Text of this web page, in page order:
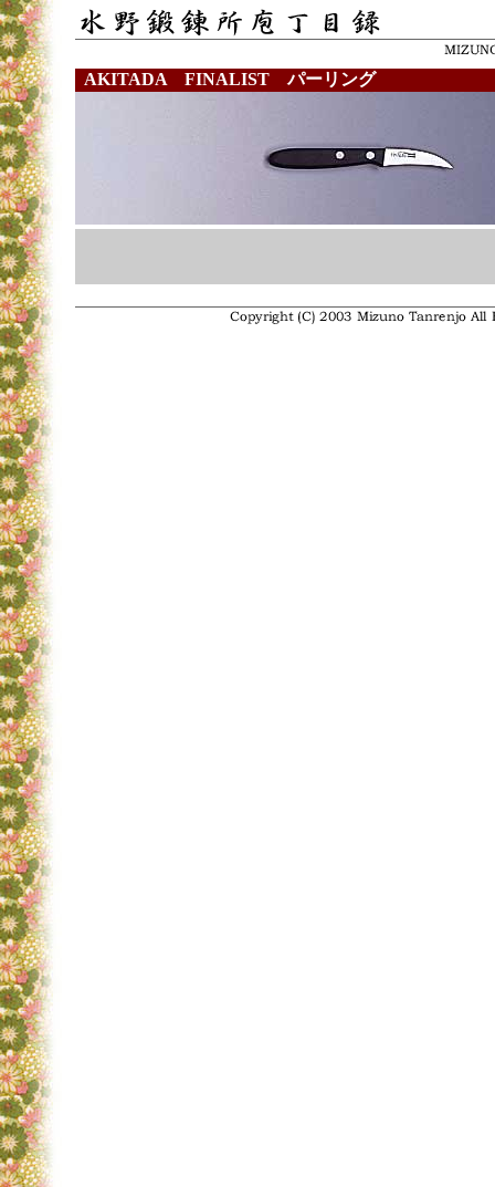
AKITADA FINALIST パーリング